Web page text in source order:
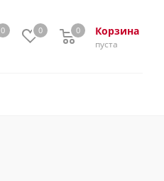
0 0 Корзина
0
пуста
0